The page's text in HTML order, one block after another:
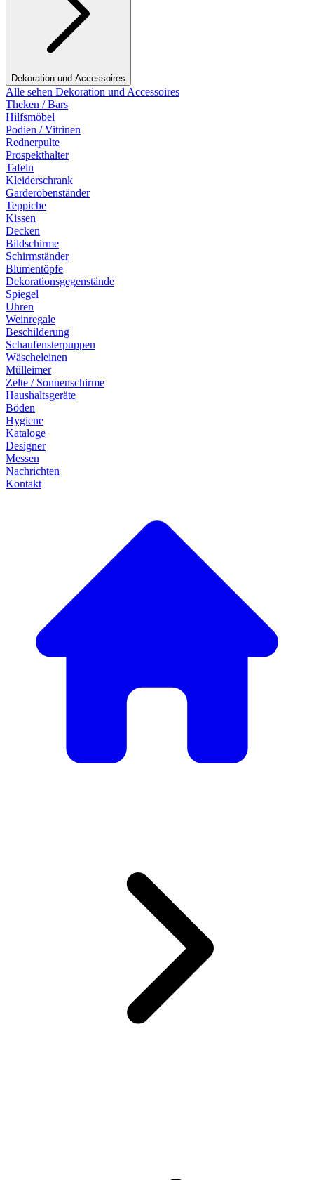
Dekoration und Accessoires
Alle sehen Dekoration und Accessoires
Theken / Bars
Hilfsmöbel
Podien / Vitrinen
Rednerpulte
Prospekthalter
Tafeln
Kleiderschrank
Garderobenständer
Teppiche
Kissen
Decken
Bildschirme
Schirmständer
Blumentöpfe
Dekorationsgegenstände
Spiegel
Uhren
Weinregale
Beschilderung
Schaufensterpuppen
Wäscheleinen
Mülleimer
Zelte / Sonnenschirme
Haushaltsgeräte
Böden
Hygiene
Kataloge
Designer
Messen
Nachrichten
Kontakt